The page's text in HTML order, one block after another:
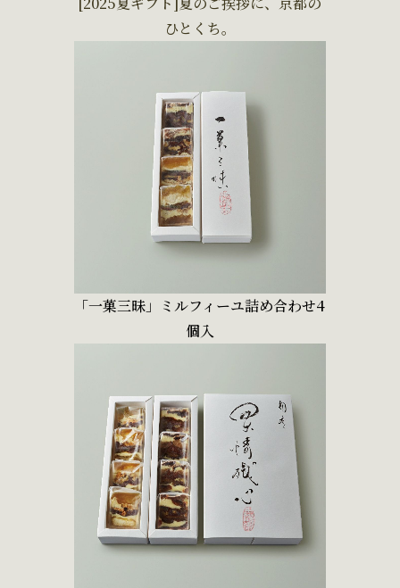
ひとくち。
「一菓三昧」ミルフィーユ詰め合わせ4
個入